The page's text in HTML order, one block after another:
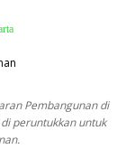
Pembangunan di
peruntukkan untuk